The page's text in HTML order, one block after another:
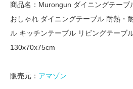
商品名：Murongun ダイニングテーブ
おしゃれ ダイニングテーブル 耐熱・
ル キッチンテーブル リビングテーブ
130x70x75cm
販売元： アマゾン